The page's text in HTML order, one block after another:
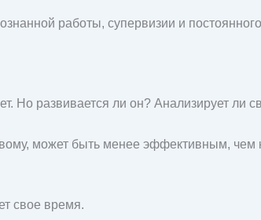
работы, супервизии и
Но развивается ли он? Анализирует
может быть менее эффективным,
свое время.